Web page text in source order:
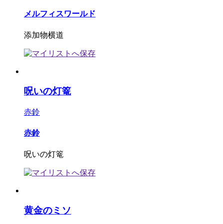
メルフィスワールド
添加物横道
呪いの灯篭
赤鈴
赤鈴
呪いの灯篭
黄金のミソ